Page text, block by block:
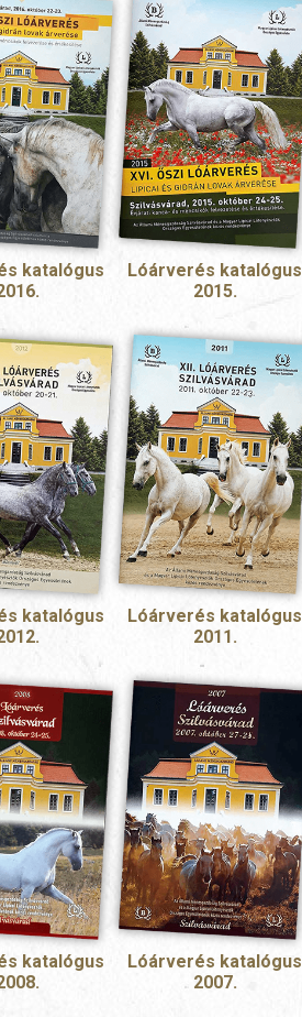
katalógus
Lóárverés katalógus
2015.
katalógus
Lóárverés katalógus
2011.
katalógus
Lóárverés katalógus
2007.